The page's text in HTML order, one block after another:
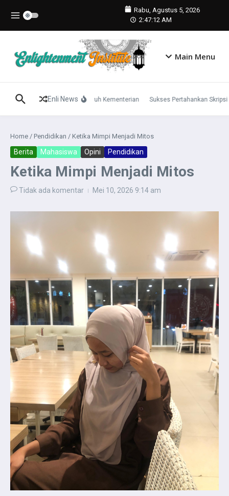
Rabu, Agustus 5, 2026
2:47:13 AM
Main Menu
Enli News
Penguji Layak Diadopsi Seluruh Kementerian Sukses Pertahankan
Home / Pendidikan / Ketika Mimpi Menjadi Mitos
Berita Mahasiswa Opini Pendidikan
Ketika Mimpi Menjadi Mitos
Tidak ada komentar Mei 10, 2026 9:14 am